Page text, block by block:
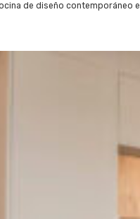
de diseño contemporáneo